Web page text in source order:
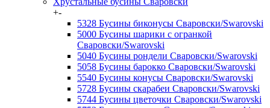
+-
5328 Бусины биконусы Сваровски/Swarovski
5000 Бусины шарики с огранкой
Сваровски/Swarovski
5040 Бусины рондели Сваровски/Swarovski
5058 Бусины барокко Сваровски/Swarovski
5540 Бусины конусы Сваровски/Swarovski
5728 Бусины скарабеи Сваровски/Swarovski
5744 Бусины цветочки Сваровски/Swarovski